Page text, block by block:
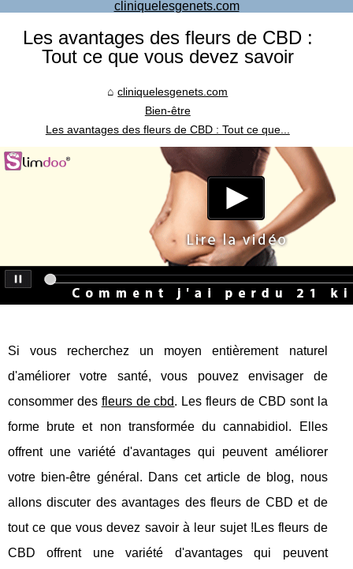
Les avantages des fleurs de CBD :
Tout ce que vous devez savoir
cliniquelesgenets.com
Bien-être
Les avantages des fleurs de CBD : Tout ce que...
Si vous recherchez un moyen entièrement naturel
d'améliorer votre santé, vous pouvez envisager de
consommer des fleurs de cbd. Les fleurs de CBD sont la
forme brute et non transformée du cannabidiol. Elles
offrent une variété d'avantages qui peuvent améliorer
votre bien-être général. Dans cet article de blog, nous
allons discuter des avantages des fleurs de CBD et de
tout ce que vous devez savoir à leur sujet !Les fleurs de
CBD offrent une variété d'avantages qui peuvent
cliniquelesgenets.com